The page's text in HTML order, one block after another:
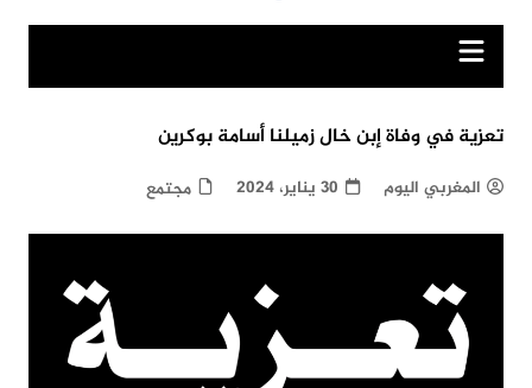
تعزية في وفاة إبن خال زميلنا أسامة بوكرين
المغربي اليوم 30 يناير، 2024 مجتمع